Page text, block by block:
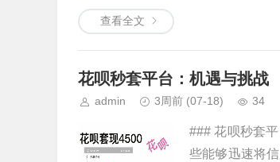
查看全文
花呗秒套平台：机遇与挑战
admin 3周前 (07-18) 34
### 花呗秒套
些能够迅速将